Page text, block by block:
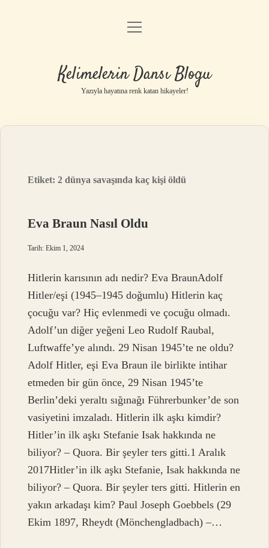
Anasayfa
Yasal Uyarı
menüyü
Kelimelerin Dansı Blogu
Yazıyla hayatına renk katan hikayeler!
Etiket:2 dünya savaşında kaç kişi öldü
Eva Braun Nasıl Oldu
Tarih: Ekim 1, 2024
Hitlerin karısının adı nedir? Eva BraunAdolf
Hitler/eşi (1945–1945 doğumlu) Hitlerin kaç
çocuğu var? Hiç evlenmedi ve çocuğu olmadı.
Adolf’un diğer yeğeni Leo Rudolf Raubal,
Luftwaffe’ye alındı. 29 Nisan 1945’te ne oldu?
Adolf Hitler, eşi Eva Braun ile birlikte intihar
etmeden bir gün önce, 29 Nisan 1945’te
Berlin’deki yeraltı sığınağı Führerbunker’de son
vasiyetini imzaladı. Hitlerin ilk aşkı kimdir?
Hitler’in ilk aşkı Stefanie Isak hakkında ne
biliyor? – Quora. Bir şeyler ters gitti.1 Aralık
2017Hitler’in ilk aşkı Stefanie, Isak hakkında ne
biliyor? – Quora. Bir şeyler ters gitti. Hitlerin en
yakın arkadaşı kim? Paul Joseph Goebbels (29
Ekim 1897, Rheydt (Mönchengladbach) –…